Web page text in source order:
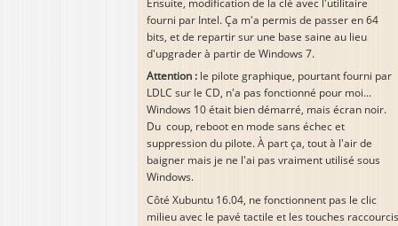
Ensuite, modification de la clé avec l'utilitaire
fourni par Intel. Ça m'a permis de passer en 64
bits, et de repartir sur une base saine au lieu
d'upgrader à partir de Windows 7.
Attention : le pilote graphique, pourtant fourni par
LDLC sur le CD, n'a pas fonctionné pour moi...
Windows 10 était bien démarré, mais écran noir.
Du coup, reboot en mode sans échec et
suppression du pilote. À part ça, tout à l'air de
baigner mais je ne l'ai pas vraiment utilisé sous
Windows.
Côté Xubuntu 16.04, ne fonctionnent pas le clic
milieu avec le pavé tactile et les touches raccourcis